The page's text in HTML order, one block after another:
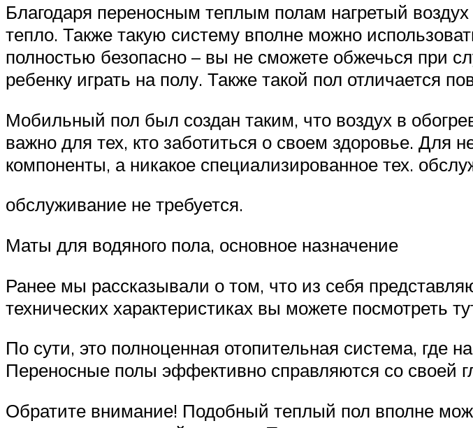
Благодаря переносным теплым полам нагретый воздух
тепло. Также такую систему вполне можно
полностью безопасно – вы не сможете обжечься при
ребенку играть на полу. Также такой пол отличается
Мобильный пол был создан таким, что воздух в
важно для тех, кто заботиться о своем здоровье. Для
компоненты, а никакое специализированное тех.
обслуживание не требуется.
Маты для водяного пола, основное назначение
Ранее мы рассказывали о том, что из себя
технических характеристиках вы можете посмотреть
По сути, это полноценная отопительная система, где
Переносные полы эффективно справляются со своей
Обратите внимание! Подобный теплый пол вполне